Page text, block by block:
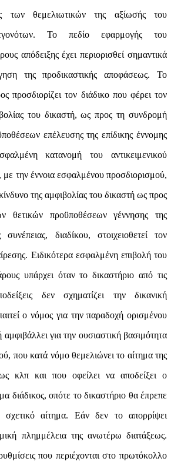
των θεμελιωτικών της αξίωσής του
Το πεδίο εφαρμογής του
απόδειξης έχει περιορισθεί σημαντικά
της προδικαστικής αποφάσεως. Το
προσδιορίζει τον διάδικο που φέρει τον
του δικαστή, ως προς τη συνδρομή
επέλευσης της επίδικης έννομης
κατανομή του αντικειμενικού
με την έννοια εσφαλμένου προσδιορισμού,
της αμφιβολίας του δικαστή ως προς
θετικών προϋποθέσεων γέννησης της
συνέπειας, διαδίκου, στοιχειοθετεί τον
Ειδικότερα εσφαλμένη επιβολή του
υπάρχει όταν το δικαστήριο από τις
δεν σχηματίζει την δικανική
ο νόμος για την παραδοχή ορισμένου
για την ουσιαστική βασιμότητα
που κατά νόμο θεμελιώνει το αίτημα της
κλπ και που οφείλει να αποδείξει ο
διάδικος, οπότε το δικαστήριο θα έπρεπε
σχετικό αίτημα. Εάν δεν το απορρίψει
πλημμέλεια της ανωτέρω διατάξεως.
που περιέχονται στο πρωτόκολλο